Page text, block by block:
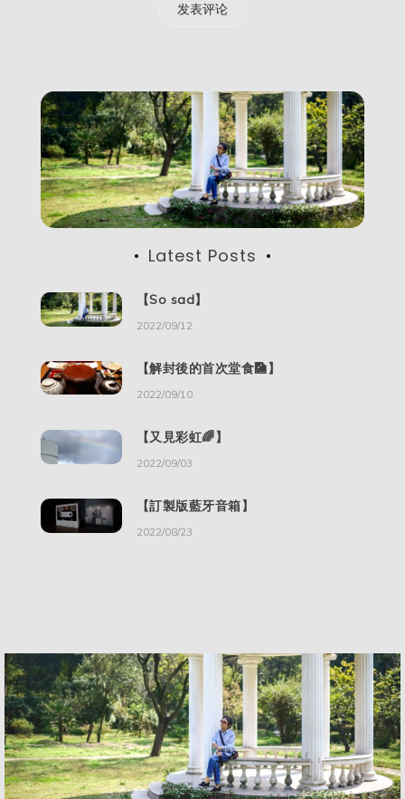
Latest Posts
【So sad】
2022/09/12
【解封後的首次堂食🎑】
2022/09/10
【又見彩虹🌈】
2022/09/03
【訂製版藍牙音箱】
2022/08/23